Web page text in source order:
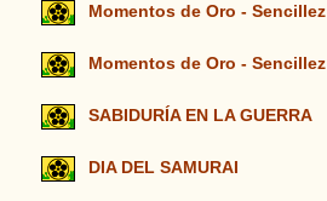
Momentos de Oro - Sencillez
Momentos de Oro - Sencillez
SABIDURÍA EN LA GUERRA
DIA DEL SAMURAI